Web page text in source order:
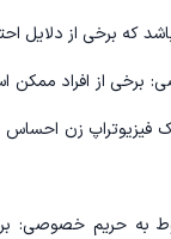
که برخی از دلایل
از افراد ممکن
زن احساس
به حریم خصوصی: